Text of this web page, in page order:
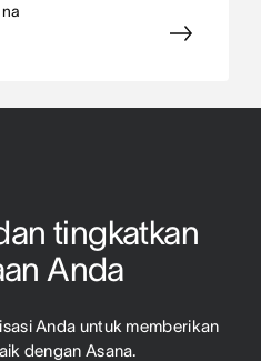
tingkatkan
Anda
Anda untuk memberikan
dengan Asana.